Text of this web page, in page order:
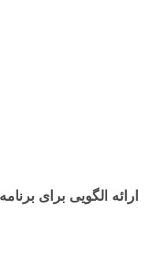
ارائه الگویی برای